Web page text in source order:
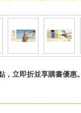
，立即折並享購書優惠。